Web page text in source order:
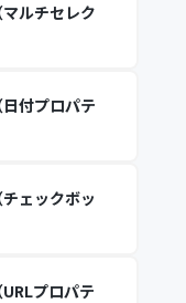
ルチセレク
付プロパテ
ェックボッ
プロパテ